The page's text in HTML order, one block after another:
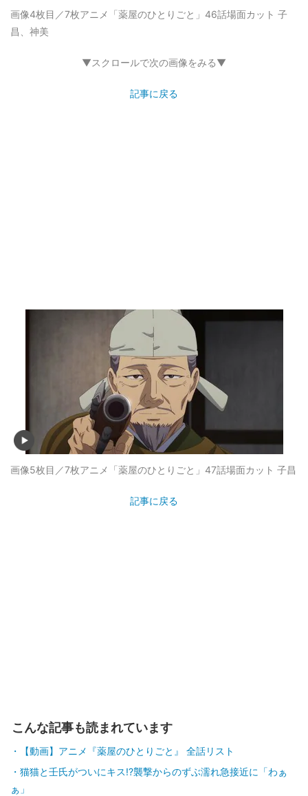
画像4枚目／7枚アニメ「薬屋のひとりごと」46話場面カット 子
昌、神美
▼スクロールで次の画像をみる▼
記事に戻る
画像5枚目／7枚アニメ「薬屋のひとりごと」47話場面カット 子昌
記事に戻る
こんな記事も読まれています
【動画】アニメ『薬屋のひとりごと』 全話リスト
猫猫と壬氏がついにキス!?襲撃からのずぶ濡れ急接近に「わぁ
ぁ」